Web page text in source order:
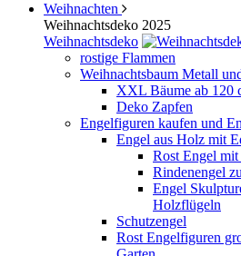
Weihnachten
Weihnachtsdeko 2025
Weihnachtsdeko
rostige Flammen
Weihnachtsbaum Metall
XXL Bäume ab 120
Deko Zapfen
Engelfiguren kaufen und
Engel aus Holz mit
Rost Engel
Rindenengel
Engel
Holzflügeln
Schutzengel
Rost Engelfiguren